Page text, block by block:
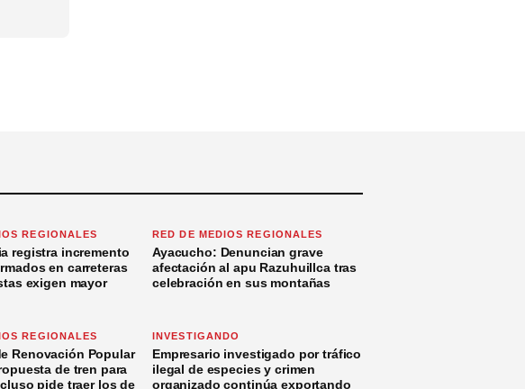
REGIONALES
registra incremento
en carreteras
exigen mayor
RED DE MEDIOS REGIONALES
Ayacucho: Denuncian grave
afectación al apu Razuhuillca tras
celebración en sus montañas
REGIONALES
Renovación Popular
de tren para
pide traer los de
INVESTIGANDO
Empresario investigado por tráfico
ilegal de especies y crimen
organizado continúa exportando